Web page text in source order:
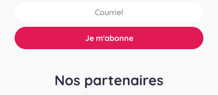
Nos partenaires